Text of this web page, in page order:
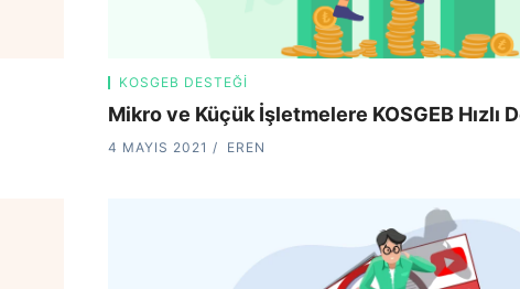
KOSGEB DESTEĞI
Mikro ve Küçük İşletmelere KOSGEB Hızlı
4 MAYIS 2021 EREN